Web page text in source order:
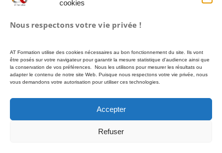
cookies
Nous respectons votre vie privée !
AT Formation utilise des cookies nécessaires au bon fonctionnement du site. Ils vont
être posés sur votre navigateur pour garantir la mesure statistique d'audience ainsi que
la conservation de vos préférences. Nous les utilisons pour mesurer les résultats ou
adapter le contenu de notre site Web. Puisque nous respectons votre vie privée, nous
vous demandons votre autorisation pour utiliser ces technologies.
Accepter
Refuser
Politique de cookies (UE)
Conditions Générales de Vente
possible via des fonds publics (CPF, France Travail…) soumis à conditions
d’éligibilité. –Plus d’informations :moncompteformation.gouv.fr